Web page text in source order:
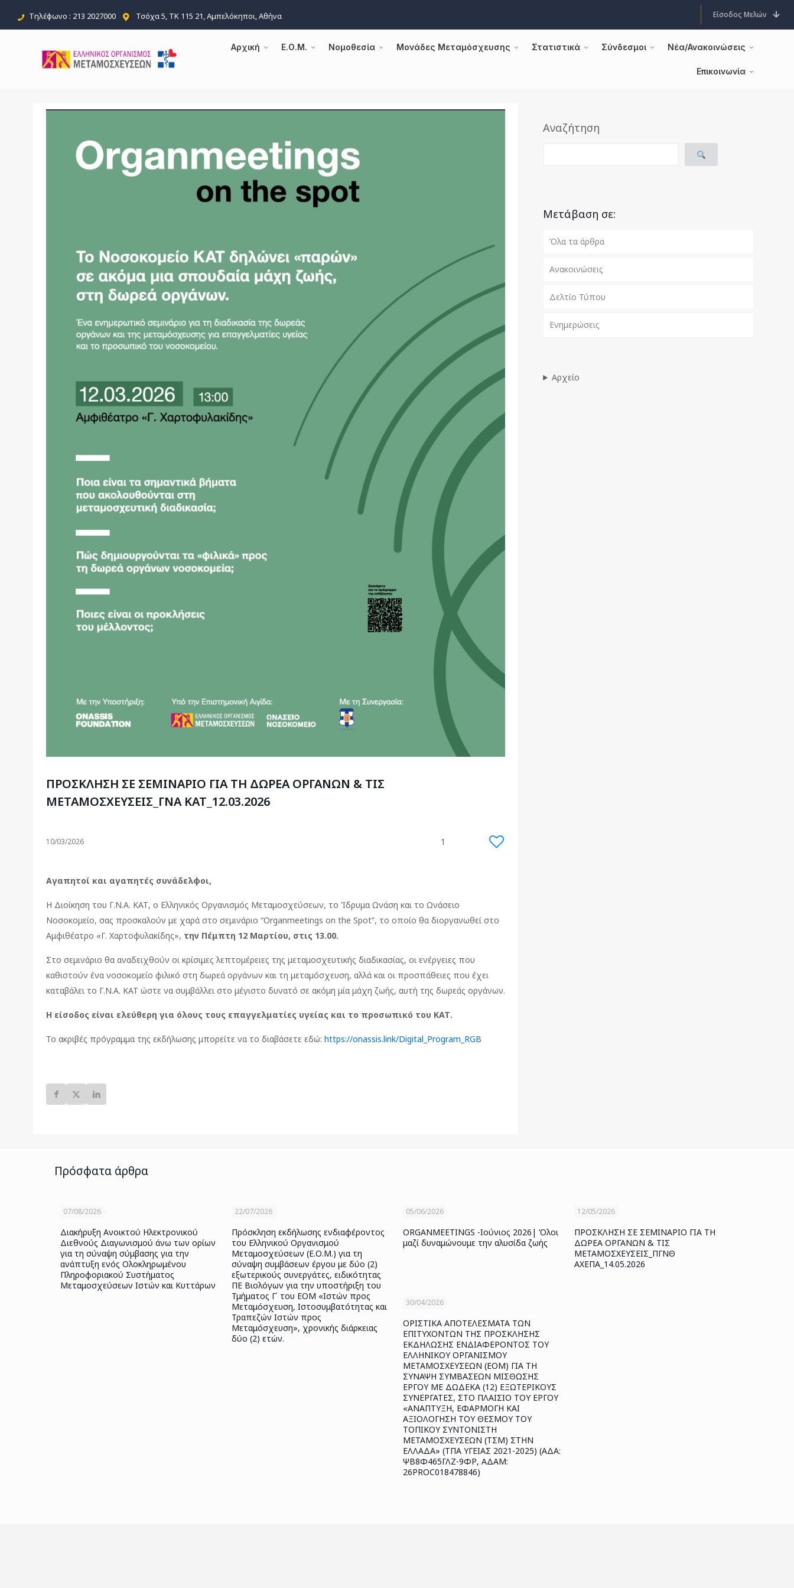
Τηλέφωνο : 213 2027000 Τσόχα 5, ΤΚ 115 21, Αμπελόκηποι, Αθήνα Είσοδος Μελών
Αρχική Ε.Ο.Μ. Νομοθεσία Μονάδες Μεταμόσχευσης Στατιστικά Σύνδεσμοι Νέα/Ανακοινώσεις
Επικοινωνία
ΠΡΟΣΚΛΗΣΗ ΣΕ ΣΕΜΙΝΑΡΙΟ ΓΙΑ ΤΗ ΔΩΡΕΑ ΟΡΓΑΝΩΝ & ΤΙΣ
ΜΕΤΑΜΟΣΧΕΥΣΕΙΣ_ΓΝΑ ΚΑΤ_12.03.2026
10/03/2026 1
Αγαπητοί και αγαπητές συνάδελφοι,
Η Διοίκηση του Γ.Ν.Α. ΚΑΤ, ο Ελληνικός Οργανισμός Μεταμοσχεύσεων, το Ίδρυμα Ωνάση και το Ωνάσειο
Νοσοκομείο, σας προσκαλούν με χαρά στο σεμινάριο “Organmeetings on the Spot”, το οποίο θα διοργανωθεί στο
Αμφιθέατρο «Γ. Χαρτοφυλακίδης», την Πέμπτη 12 Μαρτίου, στις 13.00.
Στο σεμινάριο θα αναδειχθούν οι κρίσιμες λεπτομέρειες της μεταμοσχευτικής διαδικασίας, οι ενέργειες που
καθιστούν ένα νοσοκομείο φιλικό στη δωρεά οργάνων και τη μεταμόσχευση, αλλά και οι προσπάθειες που έχει
καταβάλει το Γ.Ν.Α. ΚΑΤ ώστε να συμβάλλει στο μέγιστο δυνατό σε ακόμη μία μάχη ζωής, αυτή της δωρεάς οργάνων.
Η είσοδος είναι ελεύθερη για όλους τους επαγγελματίες υγείας και το προσωπικό του ΚΑΤ.
Το ακριβές πρόγραμμα της εκδήλωσης μπορείτε να το διαβάσετε εδώ: https://onassis.link/Digital_Program_RGB
Αναζήτηση
Μετάβαση σε:
Όλα τα άρθρα
Ανακοινώσεις
Δελτίο Τύπου
Ενημερώσεις
Αρχείο
Πρόσφατα άρθρα
07/08/2026
Διακήρυξη Ανοικτού Ηλεκτρονικού
Διεθνούς Διαγωνισμού άνω των ορίων
για τη σύναψη σύμβασης για την
ανάπτυξη ενός Ολοκληρωμένου
Πληροφοριακού Συστήματος
Μεταμοσχεύσεων Ιστών και Κυττάρων
22/07/2026
Πρόσκληση εκδήλωσης ενδιαφέροντος
του Ελληνικού Οργανισμού
Μεταμοσχεύσεων (Ε.Ο.Μ.) για τη
σύναψη συμβάσεων έργου με δύο (2)
εξωτερικούς συνεργάτες, ειδικότητας
ΠΕ Βιολόγων για την υποστήριξη του
Τμήματος Γ΄ του ΕΟΜ «Ιστών προς
Μεταμόσχευση, Ιστοσυμβατότητας και
Τραπεζών Ιστών προς
Μεταμόσχευση», χρονικής διάρκειας
δύο (2) ετών.
05/06/2026
ORGANMEETINGS -Ιούνιος 2026| Όλοι
μαζί δυναμώνουμε την αλυσίδα ζωής
12/05/2026
ΠΡΟΣΚΛΗΣΗ ΣΕ ΣΕΜΙΝΑΡΙΟ ΓΙΑ ΤΗ
ΔΩΡΕΑ ΟΡΓΑΝΩΝ & ΤΙΣ
ΜΕΤΑΜΟΣΧΕΥΣΕΙΣ_ΠΓΝΘ
ΑΧΕΠΑ_14.05.2026
30/04/2026
ΟΡΙΣΤΙΚΑ ΑΠΟΤΕΛΕΣΜΑΤΑ ΤΩΝ
ΕΠΙΤΥΧΟΝΤΩΝ ΤΗΣ ΠΡΟΣΚΛΗΣΗΣ
ΕΚΔΗΛΩΣΗΣ ΕΝΔΙΑΦΕΡΟΝΤΟΣ ΤΟΥ
ΕΛΛΗΝΙΚΟΥ ΟΡΓΑΝΙΣΜΟΥ
ΜΕΤΑΜΟΣΧΕΥΣΕΩΝ (ΕΟΜ) ΓΙΑ ΤΗ
ΣΥΝΑΨΗ ΣΥΜΒΑΣΕΩΝ ΜΙΣΘΩΣΗΣ
ΕΡΓΟΥ ΜΕ ΔΩΔΕΚΑ (12) ΕΞΩΤΕΡΙΚΟΥΣ
ΣΥΝΕΡΓΑΤΕΣ, ΣΤΟ ΠΛΑΙΣΙΟ ΤΟΥ ΕΡΓΟΥ
«ΑΝΑΠΤΥΞΗ, ΕΦΑΡΜΟΓΗ ΚΑΙ
ΑΞΙΟΛΟΓΗΣΗ ΤΟΥ ΘΕΣΜΟΥ ΤΟΥ
ΤΟΠΙΚΟΥ ΣΥΝΤΟΝΙΣΤΗ
ΜΕΤΑΜΟΣΧΕΥΣΕΩΝ (ΤΣΜ) ΣΤΗΝ
ΕΛΛΑΔΑ» (ΤΠΑ ΥΓΕΙΑΣ 2021-2025) (ΑΔΑ:
ΨΒ8Φ465ΓΛΖ-9ΦΡ, ΑΔΑΜ:
26PROC018478846)